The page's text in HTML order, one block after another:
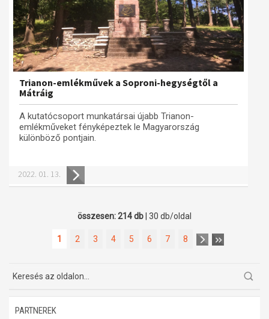
Trianon-emlékművek a Soproni-hegységtől a
Mátráig
A kutatócsoport munkatársai újabb Trianon-
emlékműveket fényképeztek le Magyarország
különböző pontjain.
2022. 01. 13.
összesen: 214 db | 30 db/oldal
1 2 3 4 5 6 7 8
PARTNEREK